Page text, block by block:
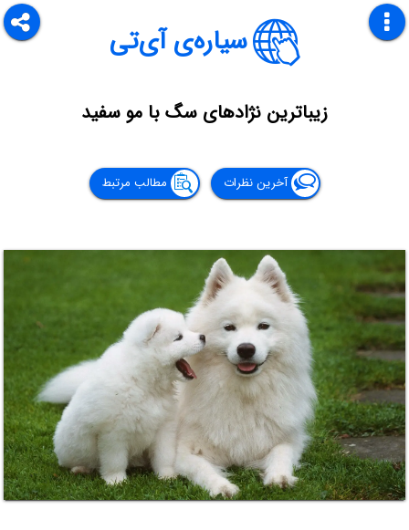
سیاره‌ی آی‌تی
زیباترین نژادهای سگ با مو سفید
آخرین نظرات مطالب مرتبط